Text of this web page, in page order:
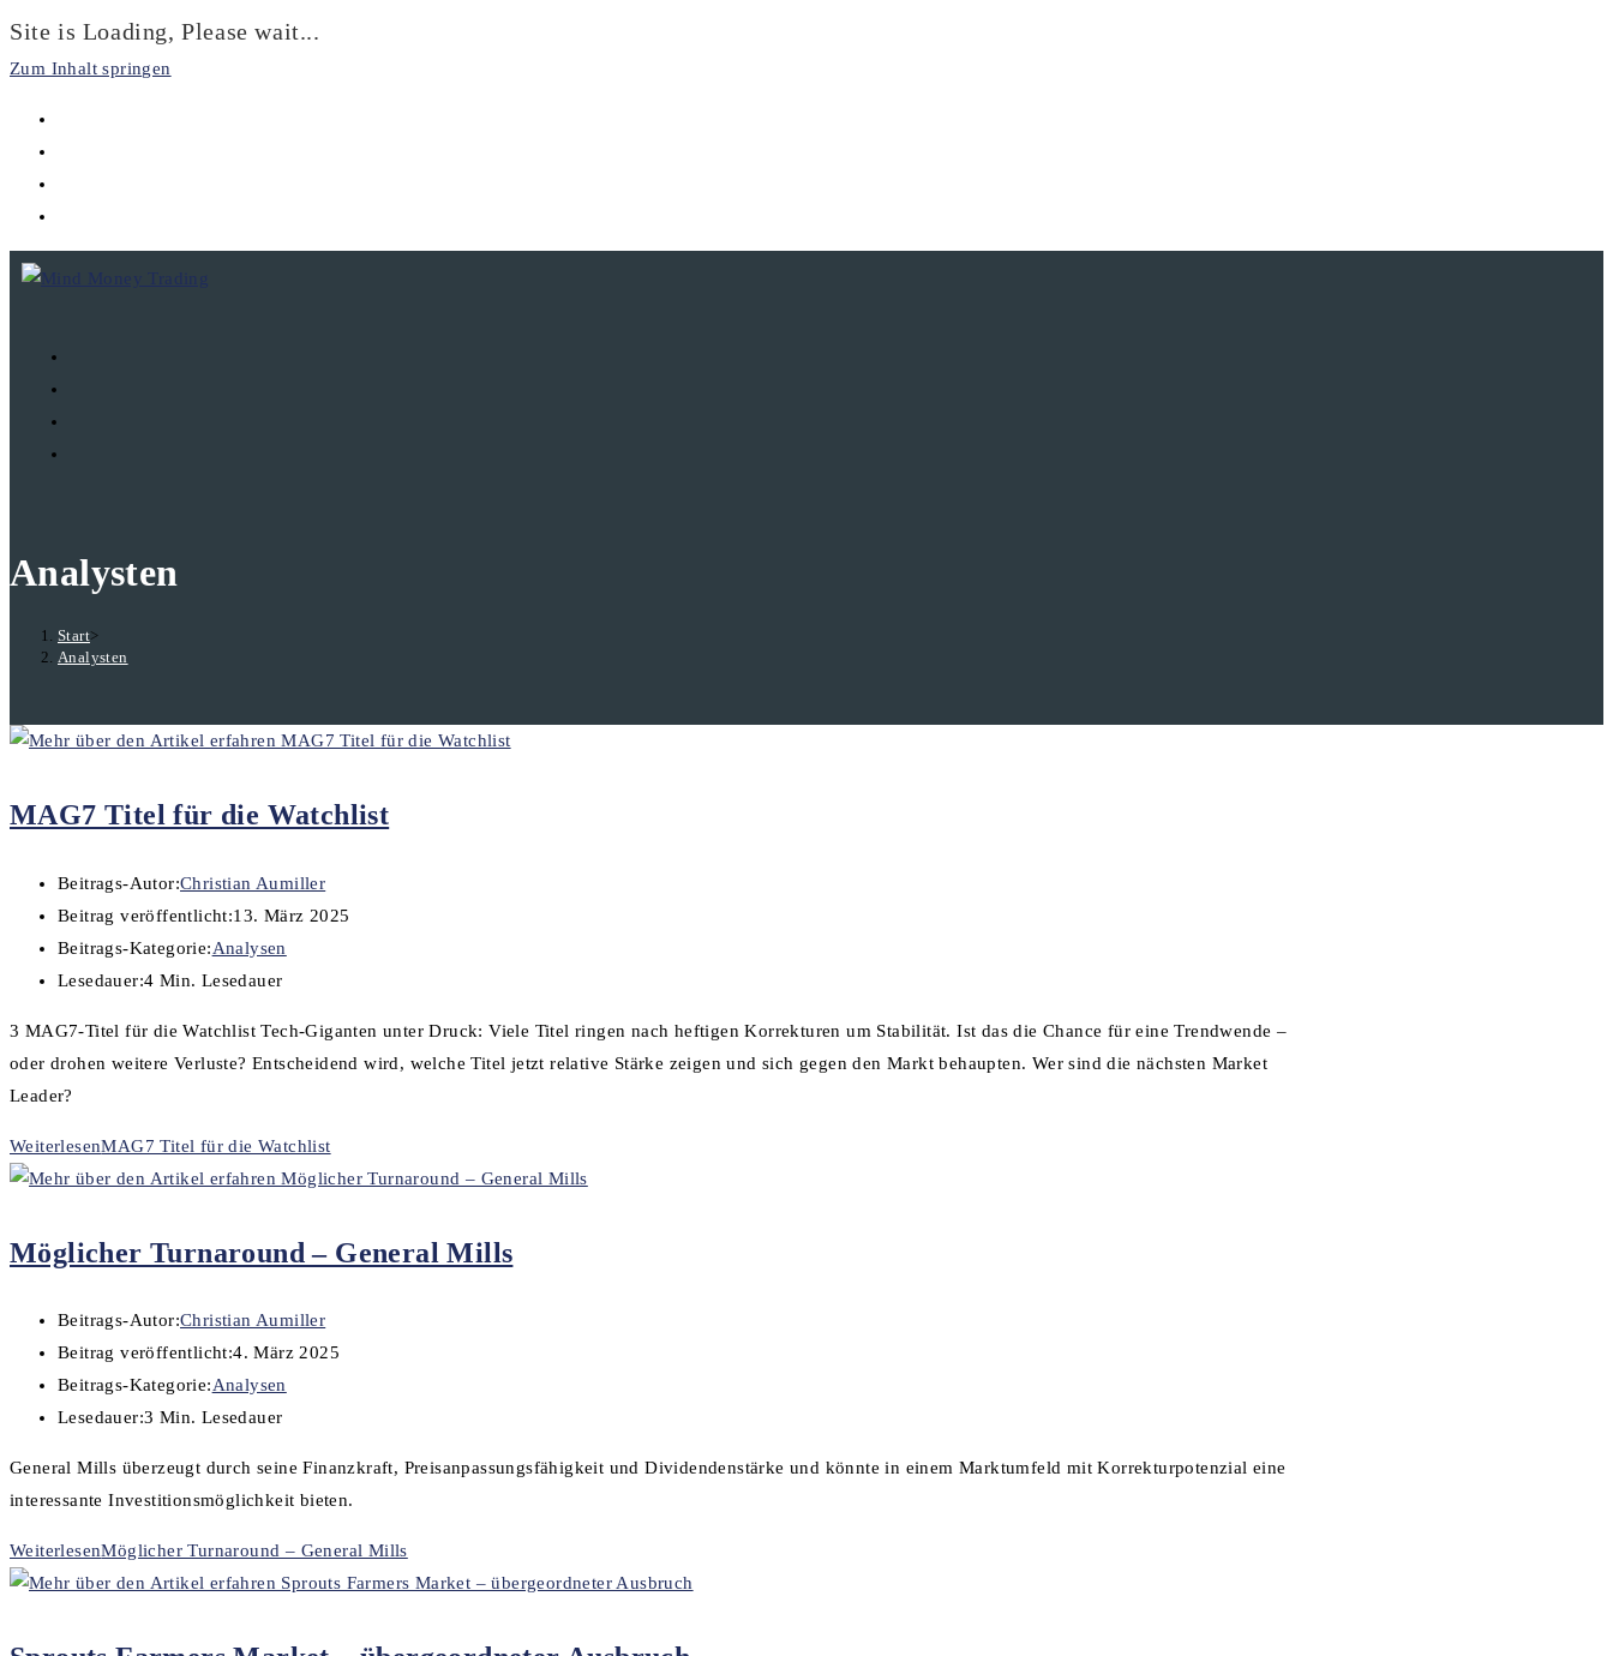
Site is Loading, Please wait...
Zum Inhalt springen
Analysten
Start>
Analysten
MAG7 Titel für die Watchlist
Beitrags-Autor:Christian Aumiller
Beitrag veröffentlicht:13. März 2025
Beitrags-Kategorie:Analysen
Lesedauer:4 Min. Lesedauer
3 MAG7-Titel für die Watchlist Tech-Giganten unter Druck: Viele Titel ringen nach heftigen Korrekturen um Stabilität. Ist das die Chance für eine Trendwende –
oder drohen weitere Verluste? Entscheidend wird, welche Titel jetzt relative Stärke zeigen und sich gegen den Markt behaupten. Wer sind die nächsten Market
Leader?
WeiterlesenMAG7 Titel für die Watchlist
Möglicher Turnaround – General Mills
Beitrags-Autor:Christian Aumiller
Beitrag veröffentlicht:4. März 2025
Beitrags-Kategorie:Analysen
Lesedauer:3 Min. Lesedauer
General Mills überzeugt durch seine Finanzkraft, Preisanpassungsfähigkeit und Dividendenstärke und könnte in einem Marktumfeld mit Korrekturpotenzial eine
interessante Investitionsmöglichkeit bieten.
WeiterlesenMöglicher Turnaround – General Mills